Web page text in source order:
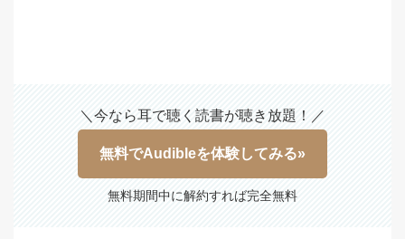
＼今なら耳で聴く読書が聴き放題！／
無料でAudibleを体験してみる»
無料期間中に解約すれば完全無料